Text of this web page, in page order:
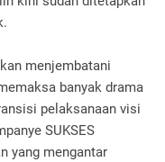
menjembatani
banyak drama
pelaksanaan visi
SUKSES
yang mengantar